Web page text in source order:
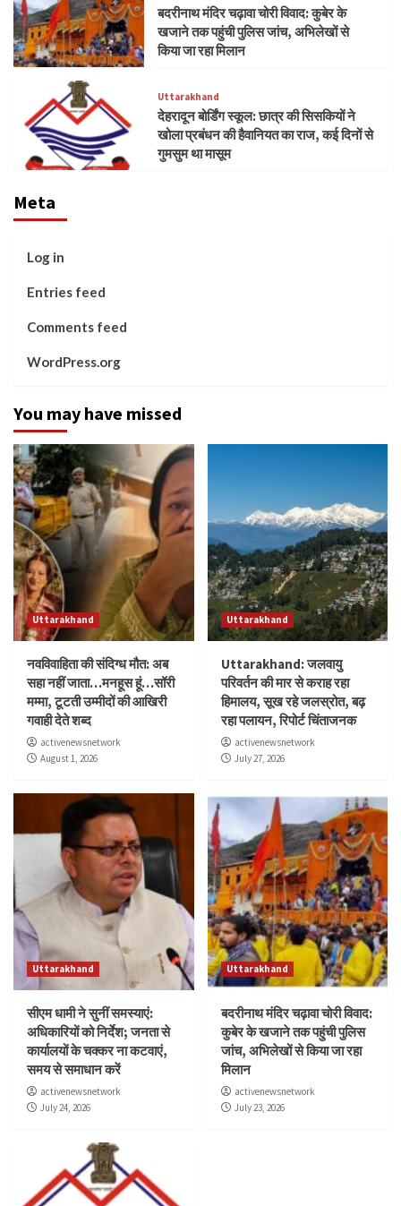
बदरीनाथ मंदिर चढ़ावा चोरी विवाद: कुबेर के
खजाने तक पहुंची पुलिस जांच, अभिलेखों से
किया जा रहा मिलान
Uttarakhand
देहरादून बोर्डिंग स्कूल: छात्र की सिसकियों ने
खोला प्रबंधन की हैवानियत का राज, कई दिनों से
गुमसुम था मासूम
Meta
Log in
Entries feed
Comments feed
WordPress.org
You may have missed
Uttarakhand
नवविवाहिता की संदिग्ध मौत: अब
सहा नहीं जाता…मनहूस हूं…सॉरी
मम्मा, टूटती उम्मीदों की आखिरी
गवाही देते शब्द
activenewsnetwork
August 1, 2026
Uttarakhand
Uttarakhand: जलवायु
परिवर्तन की मार से कराह रहा
हिमालय, सूख रहे जलस्रोत, बढ़
रहा पलायन, रिपोर्ट चिंताजनक
activenewsnetwork
July 27, 2026
Uttarakhand
सीएम धामी ने सुनीं समस्याएं:
अधिकारियों को निर्देश; जनता से
कार्यालयों के चक्कर ना कटवाएं,
समय से समाधान करें
activenewsnetwork
July 24, 2026
Uttarakhand
बदरीनाथ मंदिर चढ़ावा चोरी विवाद:
कुबेर के खजाने तक पहुंची पुलिस
जांच, अभिलेखों से किया जा रहा
मिलान
activenewsnetwork
July 23, 2026